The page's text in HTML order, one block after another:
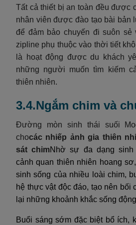
Tất cả thiết bị an toàn đều được
nhân viên được đào tạo bài bản
để đảm bảo chuyến đi suôn sẻ
zipline phụ thuộc vào thời tiết
là hoạt động được du khách
những người muốn tìm kiếm
thiên nhiên.
3.4.Ngắm chim và
Đường mòn sinh thái suối
chocác nhiếp ảnh gia thiên
sát chimNhờ sự đa dạng
cảnh quan thiên nhiên hoang
sinh sống của nhiều loài chim,
hệ thực vật độc đáo, tạo nên bối
lại những khoảnh khắc sống
Buổi sáng sớm đặc biệt bổ ích,